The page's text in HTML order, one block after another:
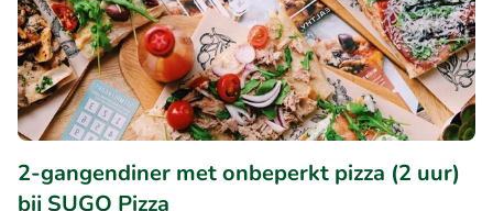
2-gangendiner met onbeperkt pizza (2 uur)
bij SUGO Pizza